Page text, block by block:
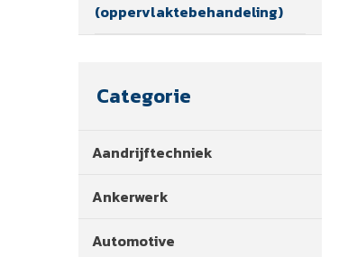
(oppervlaktebehandeling)
Categorie
Aandrijftechniek
Ankerwerk
Automotive